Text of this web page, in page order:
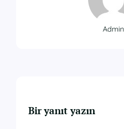
Admin
Bir yanıt yazın